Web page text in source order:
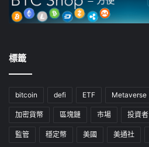
標籤
bitcoin defi ETF Metaverse
加密貨幣 區塊鏈 市場 投資者
監管 穩定幣 美國 美通社